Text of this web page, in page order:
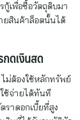
กู้เพื่อซื้อวัตถุดิบมา
ยสินค้าล็อตนั้นได้
ดเงินสด
ไม่ต้องใช้หลักทรัพย์
ช้จ่ายได้ทันที
ราดอกเบี้ยที่สูง